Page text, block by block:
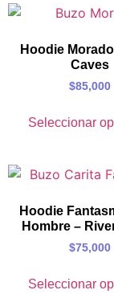
Hoodie
Caves
$85,000
Seleccionar
Hoodie
Hombre –
$75,000
Seleccionar